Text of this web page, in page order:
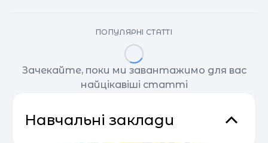
ПОПУЛЯРНІ СТАТТІ
Зачекайте, поки ми завантажимо для вас
найцікавіші статті
Навчальні заклади